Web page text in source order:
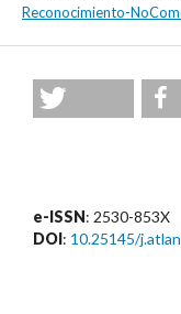
Reconocimiento-
e-ISSN: 2530-853X
DOI: 10.25145/